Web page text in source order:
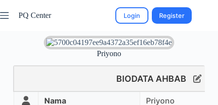
PQ Center Login Register
Priyono
BIODATA AHBAB
Nama
Priyono